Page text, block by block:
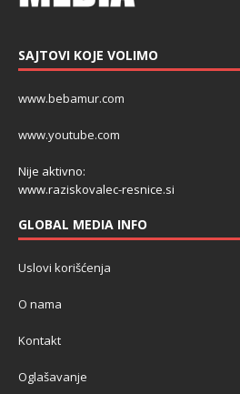
SAJTOVI KOJE VOLIMO
www.bebamur.com
www.youtube.com
Nije aktivno:
www.raziskovalec-resnice.si
GLOBAL MEDIA INFO
Uslovi korišćenja
O nama
Kontakt
Oglašavanje